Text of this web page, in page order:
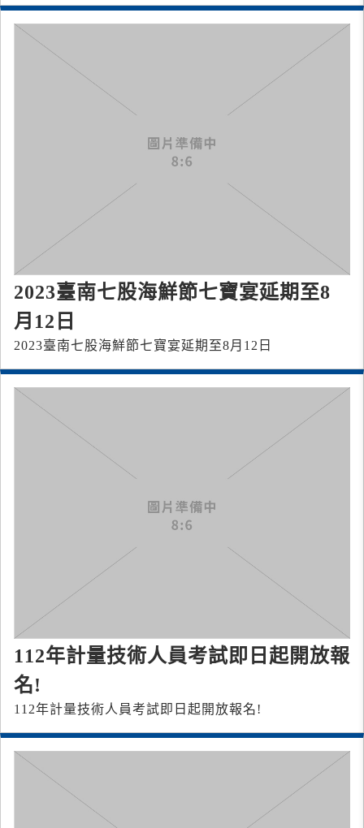
2023臺南七股海鮮節七寶宴延期至8
月12日
2023臺南七股海鮮節七寶宴延期至8月12日
112年計量技術人員考試即日起開放報
名!
112年計量技術人員考試即日起開放報名!